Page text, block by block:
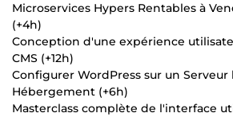
Microservices Hypers Rentables à
(+4h)
Conception d'une expérience
CMS (+12h)
Configurer WordPress sur un Serveur
Hébergement (+6h)
Masterclass complète de l'interface